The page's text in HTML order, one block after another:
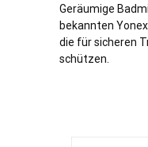
Geräumige
bekannten
die für sicheren
schützen.